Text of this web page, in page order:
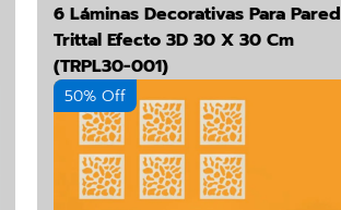
6 Láminas Decorativas Para Pared
Trittal Efecto 3D 30 X 30 Cm
(TRPL30-001)
50% Off